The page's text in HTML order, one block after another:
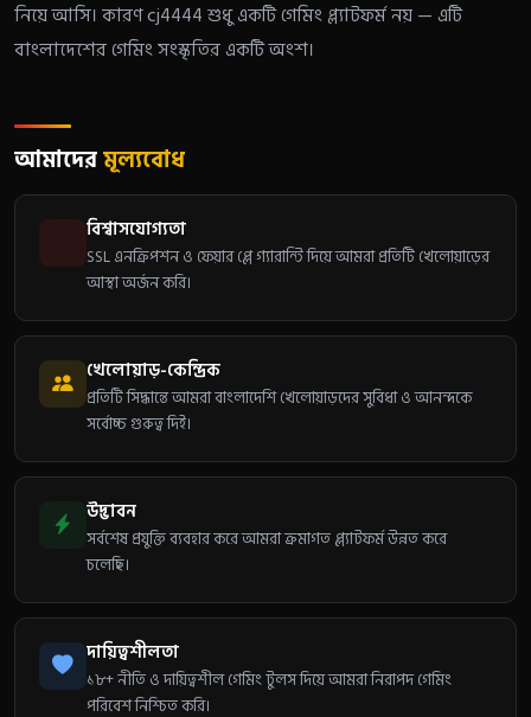
নিয়ে আসি। কারণ cj4444 শুধু একটি গেমিং প্ল্যাটফর্ম নয় — এটি
বাংলাদেশের গেমিং সংস্কৃতির একটি অংশ।
আমাদেরমূল্যবোধ
বিশ্বাসযোগ্যতা
SSL এনক্রিপশন ও ফেয়ার প্লে গ্যারান্টি দিয়ে আমরা প্রতিটি খেলোয়াড়ের
আস্থা অর্জন করি।
খেলোয়াড়-কেন্দ্রিক
প্রতিটি সিদ্ধান্তে আমরা বাংলাদেশি খেলোয়াড়দের সুবিধা ও আনন্দকে
সর্বোচ্চ গুরুত্ব দিই।
উদ্ভাবন
সর্বশেষ প্রযুক্তি ব্যবহার করে আমরা ক্রমাগত প্ল্যাটফর্ম উন্নত করে
চলেছি।
দায়িত্বশীলতা
১৮+ নীতি ও দায়িত্বশীল গেমিং টুলস দিয়ে আমরা নিরাপদ গেমিং
পরিবেশ নিশ্চিত করি।